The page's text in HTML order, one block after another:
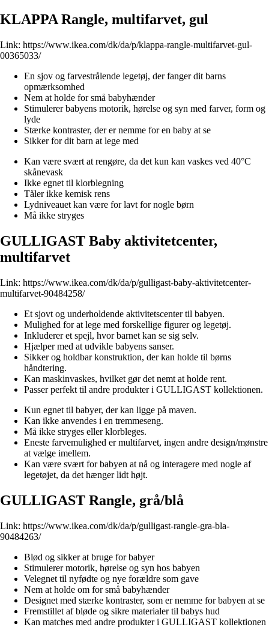
KLAPPA Rangle, multifarvet, gul
Link: https://www.ikea.com/dk/da/p/klappa-rangle-multifarvet-gul-
00365033/
En sjov og farvestrålende legetøj, der fanger dit barns
opmærksomhed
Nem at holde for små babyhænder
Stimulerer babyens motorik, hørelse og syn med farver, form og
lyde
Stærke kontraster, der er nemme for en baby at se
Sikker for dit barn at lege med
Kan være svært at rengøre, da det kun kan vaskes ved 40°C
skånevask
Ikke egnet til klorblegning
Tåler ikke kemisk rens
Lydniveauet kan være for lavt for nogle børn
Må ikke stryges
GULLIGAST Baby aktivitetcenter,
multifarvet
Link: https://www.ikea.com/dk/da/p/gulligast-baby-aktivitetcenter-
multifarvet-90484258/
Et sjovt og underholdende aktivitetscenter til babyen.
Mulighed for at lege med forskellige figurer og legetøj.
Inkluderer et spejl, hvor barnet kan se sig selv.
Hjælper med at udvikle babyens sanser.
Sikker og holdbar konstruktion, der kan holde til børns
håndtering.
Kan maskinvaskes, hvilket gør det nemt at holde rent.
Passer perfekt til andre produkter i GULLIGAST kollektionen.
Kun egnet til babyer, der kan ligge på maven.
Kan ikke anvendes i en tremmeseng.
Må ikke stryges eller klorbleges.
Eneste farvemulighed er multifarvet, ingen andre design/mønstre
at vælge imellem.
Kan være svært for babyen at nå og interagere med nogle af
legetøjet, da det hænger lidt højt.
GULLIGAST Rangle, grå/blå
Link: https://www.ikea.com/dk/da/p/gulligast-rangle-gra-bla-
90484263/
Blød og sikker at bruge for babyer
Stimulerer motorik, hørelse og syn hos babyen
Velegnet til nyfødte og nye forældre som gave
Nem at holde om for små babyhænder
Designet med stærke kontraster, som er nemme for babyen at se
Fremstillet af bløde og sikre materialer til babys hud
Kan matches med andre produkter i GULLIGAST kollektionen